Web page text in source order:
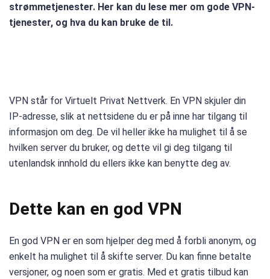
strømmetjenester. Her kan du lese mer om gode VPN-
tjenester, og hva du kan bruke de til.
VPN står for Virtuelt Privat Nettverk. En VPN skjuler din
IP-adresse, slik at nettsidene du er på inne har tilgang til
informasjon om deg. De vil heller ikke ha mulighet til å se
hvilken server du bruker, og dette vil gi deg tilgang til
utenlandsk innhold du ellers ikke kan benytte deg av.
Dette kan en god VPN
En god VPN er en som hjelper deg med å forbli anonym, og
enkelt ha mulighet til å skifte server. Du kan finne betalte
versjoner, og noen som er gratis. Med et gratis tilbud kan